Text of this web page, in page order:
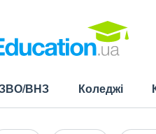
ВНЗ Коледжі